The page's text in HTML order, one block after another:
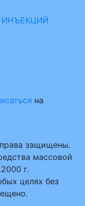
ИНЪЕКЦИЙ
на
защищены.
массовой
г.
целях без